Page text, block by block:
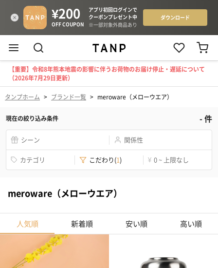
【重要】令和8年熊本地震の影響に伴うお荷物のお届け停止・遅延について
（2026年7月29日更新）
タンプホーム > ブランド一覧 > meroware（メローウエア）
現在の絞り込み条件 -件
シーン 関係性
カテゴリ こだわり(1) ¥ 0 ~ 上限なし
meroware（メローウエア）
人気順 新着順 安い順 高い順